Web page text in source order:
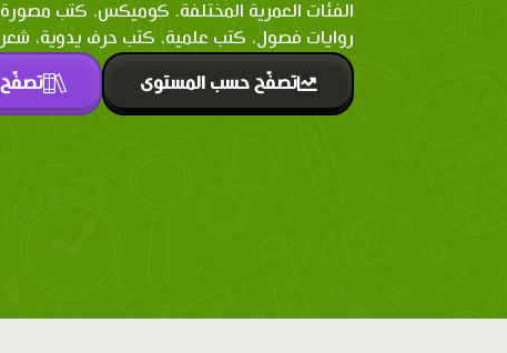
الفئات العمرية المختلفة. كوميكس، كتب
روايات فصول، كتب علمية، كتب حرف يدوية، شعر
تصفّح حسب المستوى